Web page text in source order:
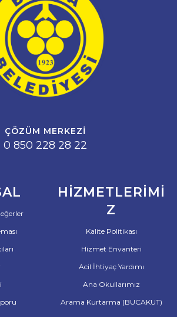
ÇÖZÜM MERKEZI
0 850 228 28 22
HIZMETLERIMI
Z
Kalite Politikası
Hizmet Envanteri
Acil İhtiyaç Yardımı
Ana Okullarımız
Arama Kurtarma (BUCAKUT)